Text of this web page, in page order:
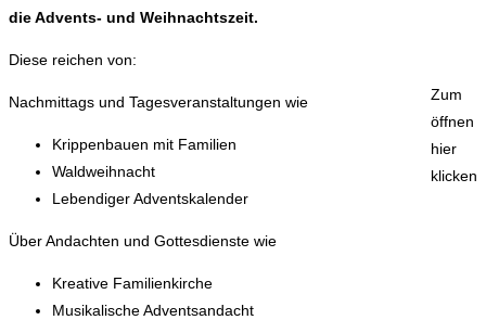
die Advents- und Weihnachtszeit.
Zum
öffnen
hier
klicken
Diese reichen von:
Nachmittags und Tagesveranstaltungen wie
Krippenbauen mit Familien
Waldweihnacht
Lebendiger Adventskalender
Über Andachten und Gottesdienste wie
Kreative Familienkirche
Musikalische Adventsandacht